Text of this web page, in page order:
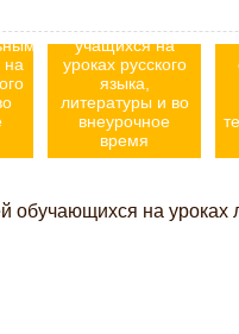
на
деятельности
учащихся на
уроках русского
языка,
литературы и во
внеурочное
время
на уроках